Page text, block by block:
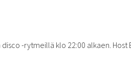
-rytmeillä klo 22:00 alkaen. Host